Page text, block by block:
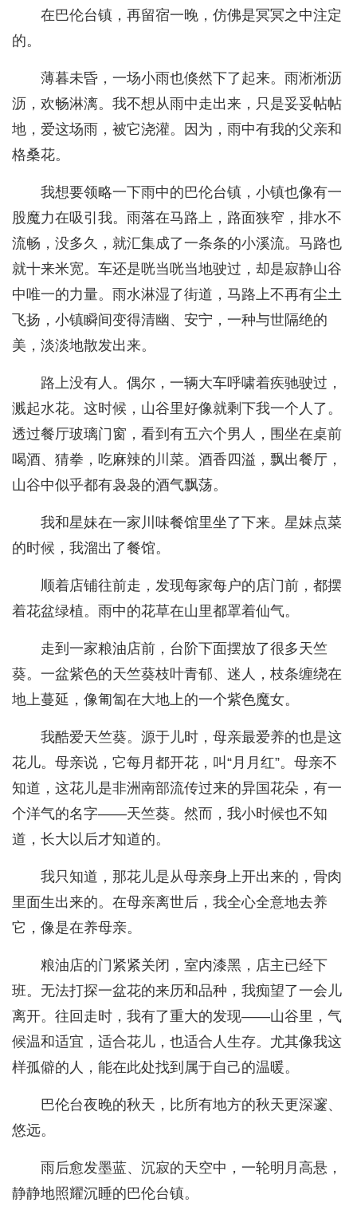
在巴伦台镇，再留宿一晚，仿佛是冥冥之中注定
的。
薄暮未昏，一场小雨也倏然下了起来。雨淅淅沥
沥，欢畅淋漓。我不想从雨中走出来，只是妥妥帖帖
地，爱这场雨，被它浇灌。因为，雨中有我的父亲和
格桑花。
我想要领略一下雨中的巴伦台镇，小镇也像有一
股魔力在吸引我。雨落在马路上，路面狭窄，排水不
流畅，没多久，就汇集成了一条条的小溪流。马路也
就十来米宽。车还是咣当咣当地驶过，却是寂静山谷
中唯一的力量。雨水淋湿了街道，马路上不再有尘土
飞扬，小镇瞬间变得清幽、安宁，一种与世隔绝的
美，淡淡地散发出来。
路上没有人。偶尔，一辆大车呼啸着疾驰驶过，
溅起水花。这时候，山谷里好像就剩下我一个人了。
透过餐厅玻璃门窗，看到有五六个男人，围坐在桌前
喝酒、猜拳，吃麻辣的川菜。酒香四溢，飘出餐厅，
山谷中似乎都有袅袅的酒气飘荡。
我和星妹在一家川味餐馆里坐了下来。星妹点菜
的时候，我溜出了餐馆。
顺着店铺往前走，发现每家每户的店门前，都摆
着花盆绿植。雨中的花草在山里都罩着仙气。
走到一家粮油店前，台阶下面摆放了很多天竺
葵。一盆紫色的天竺葵枝叶青郁、迷人，枝条缠绕在
地上蔓延，像匍匐在大地上的一个紫色魔女。
我酷爱天竺葵。源于儿时，母亲最爱养的也是这
花儿。母亲说，它每月都开花，叫“月月红”。母亲不
知道，这花儿是非洲南部流传过来的异国花朵，有一
个洋气的名字——天竺葵。然而，我小时候也不知
道，长大以后才知道的。
我只知道，那花儿是从母亲身上开出来的，骨肉
里面生出来的。在母亲离世后，我全心全意地去养
它，像是在养母亲。
粮油店的门紧紧关闭，室内漆黑，店主已经下
班。无法打探一盆花的来历和品种，我痴望了一会儿
离开。往回走时，我有了重大的发现——山谷里，气
候温和适宜，适合花儿，也适合人生存。尤其像我这
样孤僻的人，能在此处找到属于自己的温暖。
巴伦台夜晚的秋天，比所有地方的秋天更深邃、
悠远。
雨后愈发墨蓝、沉寂的天空中，一轮明月高悬，
静静地照耀沉睡的巴伦台镇。